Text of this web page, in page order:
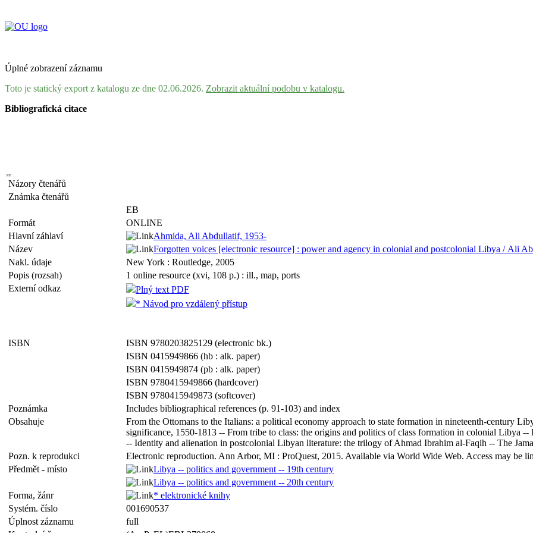
Úplné zobrazení záznamu
Toto je statický export z katalogu ze dne 02.06.2026. Zobrazit aktuální podobu v katalogu.
Bibliografická citace
Názory čtenářů
Známka čtenářů
EB
Formát
ONLINE
Hlavní záhlaví
Ahmida, Ali Abdullatif, 1953-
Název
Forgotten voices [electronic resource] : power and agency in colonial and postcolonial Libya / Ali
Nakl. údaje
New York : Routledge, 2005
Popis (rozsah)
1 online resource (xvi, 108 p.) : ill., map, ports
Externí odkaz
Plný text PDF
* Návod pro vzdálený přístup
ISBN
ISBN 9780203825129 (electronic bk.)
ISBN 0415949866 (hb : alk. paper)
ISBN 0415949874 (pb : alk. paper)
ISBN 9780415949866 (hardcover)
ISBN 9780415949873 (softcover)
Poznámka
Includes bibliographical references (p. 91-103) and index
Obsahuje
From the Ottomans to the Italians: a political economy approach to state formation in nineteenth-century
significance, 1550-1813 -- From tribe to class: the origins and politics of class formation in colonial Libya
-- Identity and alienation in postcolonial Libyan literature: the trilogy of Ahmad Ibrahim al-Faqih -- The
Pozn. k reprodukci
Electronic reproduction. Ann Arbor, MI : ProQuest, 2015. Available via World Wide Web. Access may be
Předmět - místo
Libya -- politics and government -- 19th century
Libya -- politics and government -- 20th century
Forma, žánr
* elektronické knihy
Systém. číslo
001690537
Úplnost záznamu
full